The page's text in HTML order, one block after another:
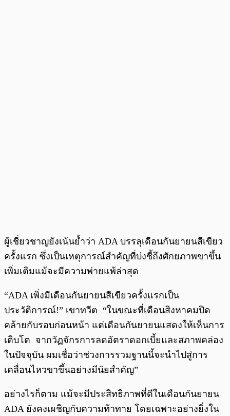
ผู้เชี่ยวชาญยังเน้นย้ำว่า ADA บรรลุเดือนกันยายนสีเขียว
ครั้งแรก ซึ่งเป็นเหตุการณ์สำคัญที่บ่งชี้ถึงศักยภาพขาขึ้น
เพิ่มเติมแม้จะมีความพ่ายแพ้ล่าสุด
“ADA เพิ่งมีเดือนกันยายนสีเขียวครั้งแรกเป็น
ประวัติการณ์!” เขาทวีต “ในขณะที่เดือนสิงหาคมปิด
คล้ายกับรอบก่อนหน้า แต่เดือนกันยายนแสดงให้เห็นการ
เติบโต จากวัฏจักรการลดอัตราดอกเบี้ยและสภาพคล่อง
ในปัจจุบัน ผมเชื่อว่าช่วงการรวมฐานนี้จะนำไปสู่การ
เคลื่อนไหวขาขึ้นอย่างมีนัยสำคัญ”
อย่างไรก็ตาม แม้จะมีประสิทธิภาพที่ดีในเดือนกันยายน
ADA ยังคงเผชิญกับความท้าทาย โดยเฉพาะอย่างยิ่งใน